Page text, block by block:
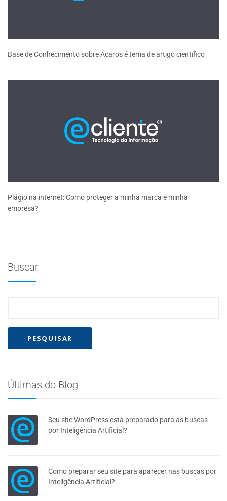
Base de Conhecimento sobre Ácaros é tema de artigo científico
Plágio na internet: Como proteger a minha marca e minha
empresa?
Buscar
Últimas do Blog
Seu site WordPress está preparado para as buscas
por Inteligência Artificial?
Como preparar seu site para aparecer nas buscas por
Inteligência Artificial?